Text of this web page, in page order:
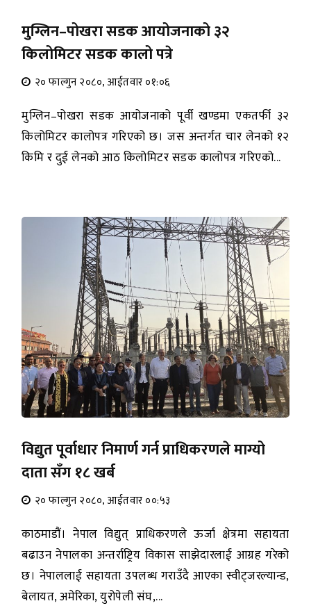
मुग्लिन–पोखरा सडक आयोजनाको ३२
किलोमिटर सडक कालो पत्रे
२० फाल्गुन २०८०, आईतवार ०१:०६
मुग्लिन–पोखरा सडक आयोजनाको पूर्वी खण्डमा एकतर्फी ३२
किलोमिटर कालोपत्र गरिएको छ। जस अन्तर्गत चार लेनको १२
किमि र दुई लेनको आठ किलोमिटर सडक कालोपत्र गरिएको...
विद्युत पूर्वाधार निमार्ण गर्न प्राधिकरणले माग्यो
दाता सँग १८ खर्ब
२० फाल्गुन २०८०, आईतवार ००:५३
काठमाडौं। नेपाल विद्युत् प्राधिकरणले ऊर्जा क्षेत्रमा सहायता
बढाउन नेपालका अन्तर्राष्ट्रिय विकास साझेदारलाई आग्रह गरेको
छ। नेपाललाई सहायता उपलब्ध गराउँदै आएका स्वीट्जरल्यान्ड,
बेलायत, अमेरिका, युरोपेली संघ,...